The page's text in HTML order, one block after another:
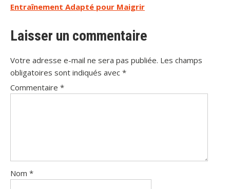
Entraînement Adapté pour Maigrir
Laisser un commentaire
Votre adresse e-mail ne sera pas publiée. Les champs
obligatoires sont indiqués avec *
Commentaire *
Nom *